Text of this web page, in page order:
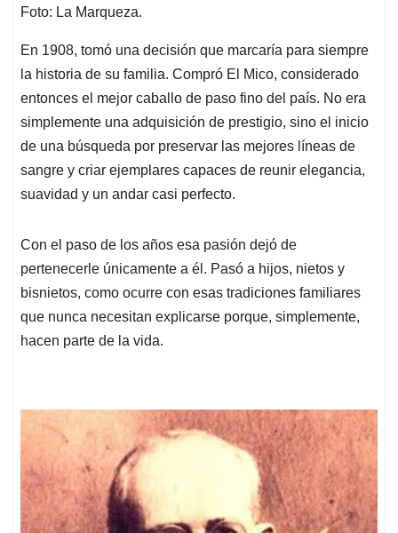
Foto: La Marqueza.
En 1908, tomó una decisión que marcaría para siempre
la historia de su familia. Compró El Mico, considerado
entonces el mejor caballo de paso fino del país. No era
simplemente una adquisición de prestigio, sino el inicio
de una búsqueda por preservar las mejores líneas de
sangre y criar ejemplares capaces de reunir elegancia,
suavidad y un andar casi perfecto.
Con el paso de los años esa pasión dejó de
pertenecerle únicamente a él. Pasó a hijos, nietos y
bisnietos, como ocurre con esas tradiciones familiares
que nunca necesitan explicarse porque, simplemente,
hacen parte de la vida.